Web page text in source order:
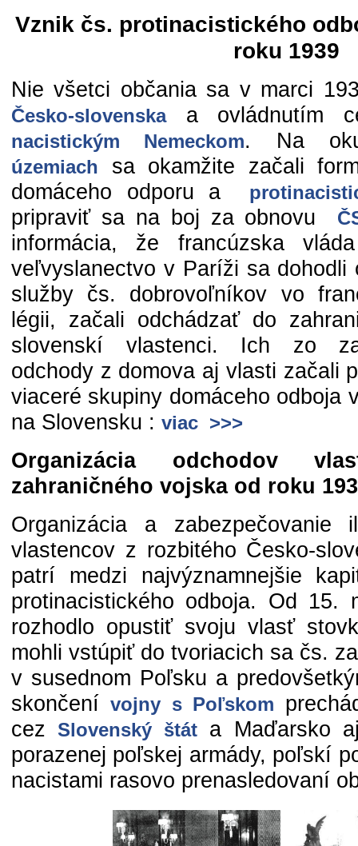
Vznik čs. protinacistického
roku 1939
Nie všetci občania sa v marci
Česko-slovenskaa ovládnutím
nacistickým Nemeckom. Na
územiach
sa okamžite začali
domáceho odporu a
pripraviť sa na boj za obnovu
informácia, že francúzska
veľvyslanectvo v Paríži sa dohodli
služby čs. dobrovoľníkov vo
légii, začali odchádzať do
slovenskí vlastenci. Ich zo
odchody z domova aj vlasti začali
viaceré skupiny domáceho odboja
na Slovensku : viac >>>
Organizácia odchodov
zahraničného vojska od roku
Organizácia a zabezpečovanie
vlastencov z rozbitého Česko-
patrí medzi najvýznamnejšie
protinacistického odboja. Od 15.
rozhodlo opustiť svoju vlasť
mohli vstúpiť do tvoriacich sa čs.
v susednom Poľsku a
skončenívojny s Poľskom
cezSlovenský štáta Maďarsko
porazenej poľskej armády, poľskí
nacistami rasovo prenasledovaní